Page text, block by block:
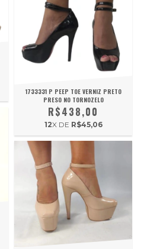
1733331 P PEEP TOE VERNIZ PRETO
PRESO NO TORNOZELO
R$438,00
12X DE R$45,06